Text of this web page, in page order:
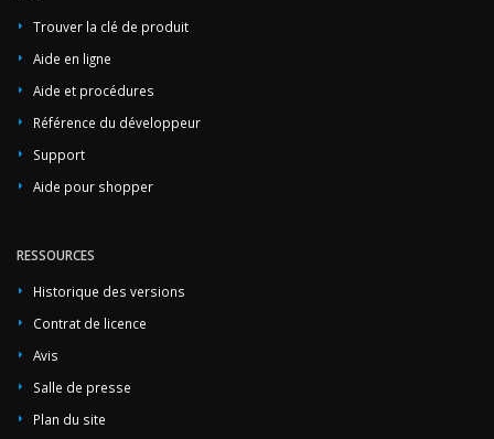
Trouver la clé de produit
Aide en ligne
Aide et procédures
Référence du développeur
Support
Aide pour shopper
RESSOURCES
Historique des versions
Contrat de licence
Avis
Salle de presse
Plan du site